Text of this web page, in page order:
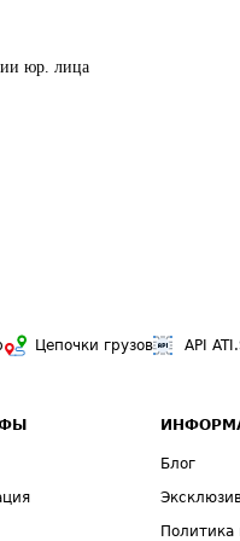
юр. лица
Цепочки грузов API
Блог
Политика